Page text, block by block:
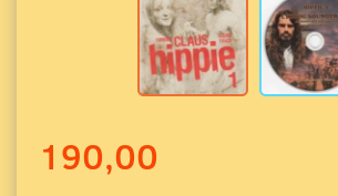
190,00